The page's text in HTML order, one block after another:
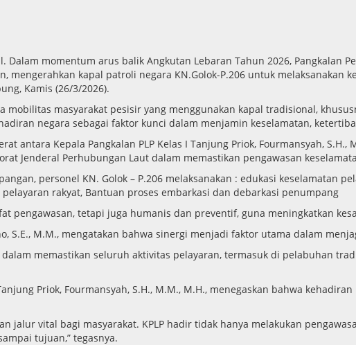
momentum arus balik Angkutan Lebaran Tahun 2026, Pangkalan
mengerahkan kapal patroli negara KN.Golok-P.206 untuk melaksanakan
Kamis (26/3/2026).
masyarakat pesisir yang menggunakan kapal tradisional,
negara sebagai faktor kunci dalam menjamin keselamatan,
antara Kepala Pangkalan PLP Kelas I Tanjung Priok, Fourmansyah, S.H.,
Jenderal Perhubungan Laut dalam memastikan pengawasan
personel KN. Golok – P.206 melaksanakan : edukasi keselamatan
rakyat, Bantuan proses embarkasi dan debarkasi penumpang
pengawasan, tetapi juga humanis dan preventif, guna meningkatkan
S.E., M.M., mengatakan bahwa sinergi menjadi faktor utama dalam
dalam memastikan seluruh aktivitas pelayaran, termasuk di pelabuhan
Priok, Fourmansyah, S.H., M.M., M.H., menegaskan bahwa
jalur vital bagi masyarakat. KPLP hadir tidak hanya melakukan
tujuan,” tegasnya.